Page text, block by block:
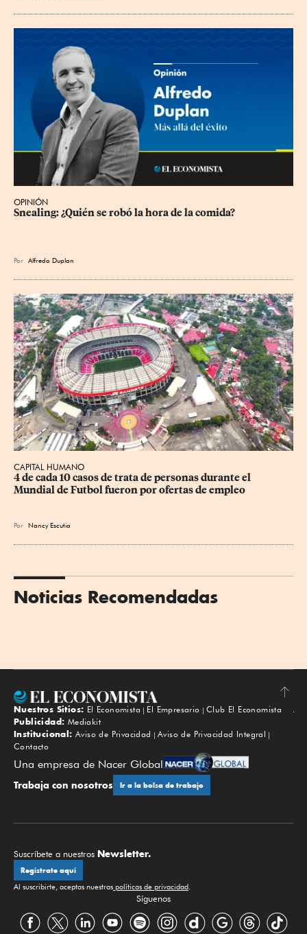
OPINIÓN
Snealing: ¿Quién se robó la hora de la comida?
Por Alfredo Duplan
CAPITAL HUMANO
4 de cada 10 casos de trata de personas durante el
Mundial de Futbol fueron por ofertas de empleo
Por Nancy Escutia
Noticias Recomendadas
Subir
Nuestros Sitios: El Economista El Empresario
Club El Economista
Publicidad: Mediakit
Institucional: Aviso de Privacidad
Aviso de Privacidad Integral
Contacto
Una empresa de Nacer Global
Trabaja con nosotros Ir a la bolsa de trabajo
Suscríbete a nuestros Newsletter.
Regístrate aquí
Al suscribirte, aceptas nuestras políticas de privacidad.
Síguenos